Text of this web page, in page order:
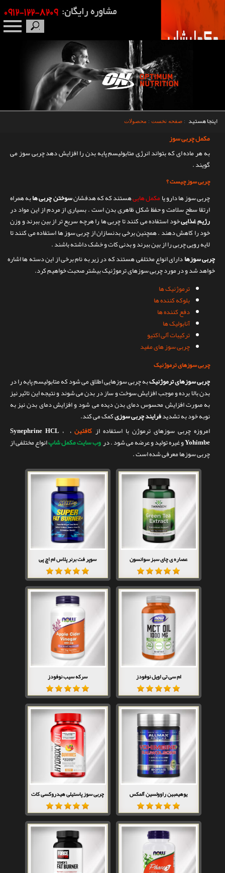
محصولات
مقالات
تماس با ما
اینجا هستید : صفحه نخست : محصولات
مکملچربی سوز
به هر ماده ای که بتواند انرژی متابولیسم پایه بدن را افزایش دهد چربی سوز می
گویند .
چربی سوز چیست ؟
چربی سوز ها دارو یامکمل هاییهستند که که هدفشانسوختن چربی هابه همراه
ارتقا سطح سلامت و حفظ شکل ظاهری بدن است . بسیاری از مردم از این مواد در
رژیم غذاییخود استفاده می کنند تا چربی ها را هرچه سریع تر از بین ببرند و وزن
خود را کاهش دهند . همچنین برخی بدنسازان از چربی سوز ها استفاده می کنند تا
لایه رویی چربی را از بین ببرند و بدنی کات و خشک داشته باشند .
چربی سوزهادارای انواع مختلفی هستند که در زیر به نام برخی از این دسته ها اشاره
خواهد شد و در مورد چربی سوزهای ترموژنیک بیشتر صحبت خواهیم کرد.
ترموژنیک ها
بلوکه کننده ها
دفع کننده ها
آنابولیک ها
ترکیبات آلی اکتیو
چربی سوز های مفید
چربی سوزهای ترموژنیک
چربی سوزهای ترموژنیکبه چربی سوزهایی اطلاق می شود که متابولیسم پایه را در
بدن بالا برده و موجب افزایش سوخت و ساز در بدن می شوند و نتیجه این تاثیر نیز
به صورت افزایش محسوس دمای بدن دیده می شود و افزایش دمای بدن نیز به
نوبه خود به تشدیدفرایند چربی سوزیکمک می کند.
امروزه چربی سوزهای ترموژن با استفاده از کافئین، Synephrine HCL ،
Yohimbeو غیره تولید و عرضه می شود . دروب سایت مکمل شاپانواع مختلفی از
چربی سوزها معرفی شده است .
عصاره ی چای سبز سوانسون سوپر فت برنر پلاس ام اچ پی
ام سی تی اویل نوفودز سرکه سیب نوفودز
یوهیمبین راوولسین آلمکس چربی سوز پاستیلی هیدروکسی کات